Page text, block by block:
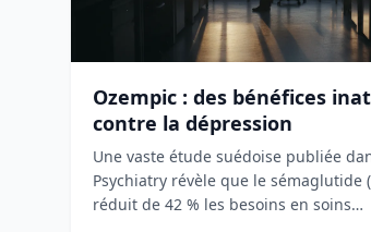
Ozempic : des bénéfices
contre la dépression
Une vaste étude suédoise publiée
Psychiatry révèle que le sémaglutide
réduit de 42 % les besoins en soins